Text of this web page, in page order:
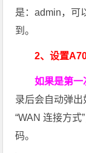
是：admin，可
到。
2、设置
如果是第一
录后会自动弹
“WAN 连接方
码。